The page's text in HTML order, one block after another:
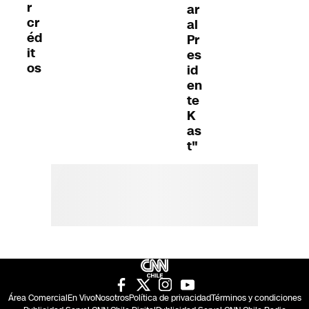
r
cr
éd
it
os
ar
al
Pr
es
id
en
te
K
as
t"
Área ComercialEn VivoNosotrosPolítica de privacidadTérminos y condiciones